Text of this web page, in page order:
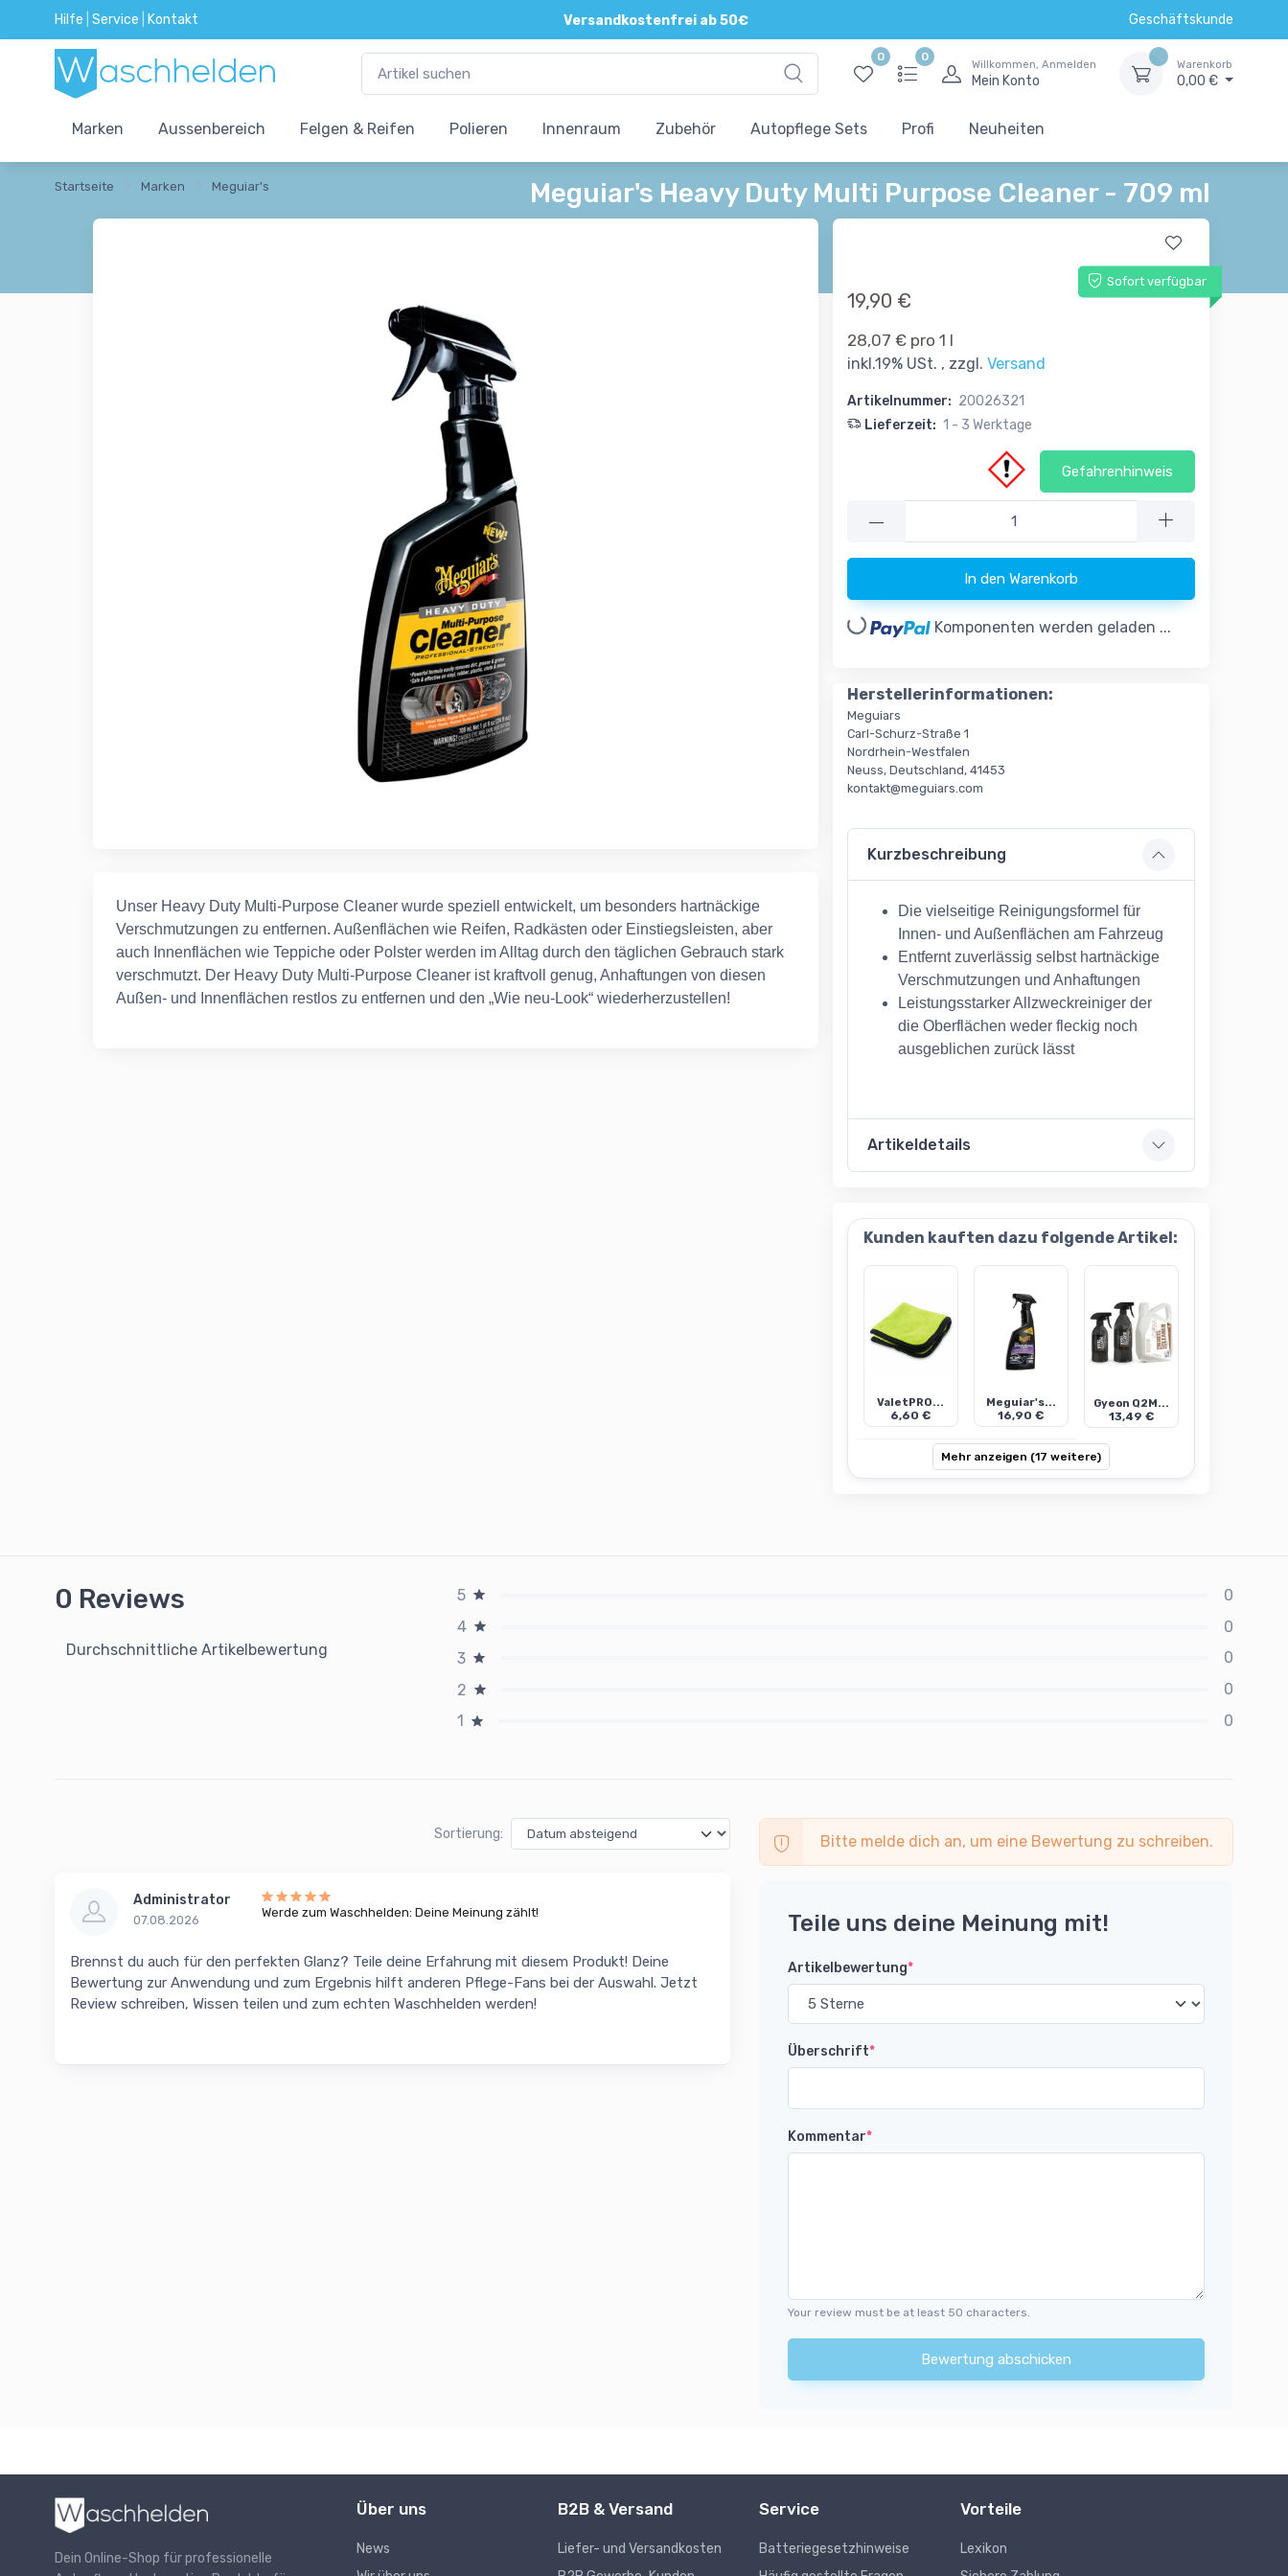
Hilfe Service Kontakt Versandkostenfrei ab 50€ Geschäftskunde
0 0
Willkommen, Anmelden
Mein Konto
Warenkorb
0,00 €
Marken Aussenbereich Felgen & Reifen Polieren Innenraum Zubehör Autopflege Sets Profi Neuheiten
Startseite Marken Meguiar's Meguiar's Heavy Duty Multi Purpose Cleaner - 709 ml
Unser Heavy Duty Multi-Purpose Cleaner wurde speziell entwickelt, um besonders hartnäckige
Verschmutzungen zu entfernen. Außenflächen wie Reifen, Radkästen oder Einstiegsleisten, aber
auch Innenflächen wie Teppiche oder Polster werden im Alltag durch den täglichen Gebrauch stark
verschmutzt. Der Heavy Duty Multi-Purpose Cleaner ist kraftvoll genug, Anhaftungen von diesen
Außen- und Innenflächen restlos zu entfernen und den „Wie neu-Look“ wiederherzustellen!
Sofort verfügbar
19,90 €
28,07 € pro 1 l
inkl.19% USt. , zzgl. Versand
Artikelnummer: 20026321
Lieferzeit: 1 - 3 Werktage
Gefahrenhinweis
—
In den Warenkorb
Loading... Komponenten werden geladen ...
Herstellerinformationen:
Meguiars
Carl-Schurz-Straße 1
Nordrhein-Westfalen
Neuss, Deutschland, 41453
kontakt@meguiars.com
Kurzbeschreibung
Die vielseitige Reinigungsformel für
Innen- und Außenflächen am Fahrzeug
Entfernt zuverlässig selbst hartnäckige
Verschmutzungen und Anhaftungen
Leistungsstarker Allzweckreiniger der
die Oberflächen weder fleckig noch
ausgeblichen zurück lässt
Artikeldetails
Kunden kauften dazu folgende Artikel:
ValetPRO...
6,60 €
Meguiar's...
16,90 €
Gyeon Q2M...
13,49 €
Mehr anzeigen (17 weitere)
0 Reviews
Durchschnittliche Artikelbewertung
5
0
4
0
3
0
2
0
1
0
Sortierung:
Administrator
07.08.2026
Werde zum Waschhelden: Deine Meinung zählt!
Brennst du auch für den perfekten Glanz? Teile deine Erfahrung mit diesem Produkt! Deine
Bewertung zur Anwendung und zum Ergebnis hilft anderen Pflege-Fans bei der Auswahl. Jetzt
Review schreiben, Wissen teilen und zum echten Waschhelden werden!
Bitte melde dich an, um eine Bewertung zu schreiben.
Teile uns deine Meinung mit!
Artikelbewertung*
Überschrift*
Kommentar*
Your review must be at least 50 characters.
Bewertung abschicken
Dein Online-Shop für professionelle
Über uns
News
B2B & Versand
Liefer- und Versandkosten
Service
Batteriegesetzhinweise
Vorteile
Lexikon